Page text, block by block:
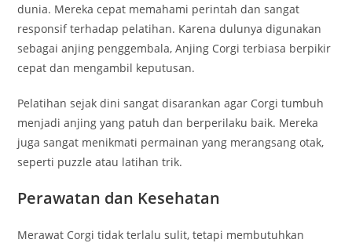
dunia. Mereka cepat memahami perintah dan sangat
responsif terhadap pelatihan. Karena dulunya digunakan
sebagai anjing penggembala, Anjing Corgi terbiasa berpikir
cepat dan mengambil keputusan.
Pelatihan sejak dini sangat disarankan agar Corgi tumbuh
menjadi anjing yang patuh dan berperilaku baik. Mereka
juga sangat menikmati permainan yang merangsang otak,
seperti puzzle atau latihan trik.
Perawatan dan Kesehatan
Merawat Corgi tidak terlalu sulit, tetapi membutuhkan